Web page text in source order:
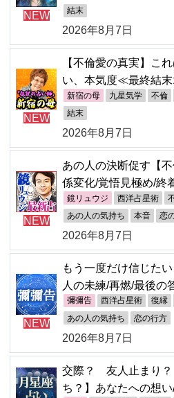
NEW 結末
2026年8月7日
NEW
【不倫愛の真実】こ
い、本気度≪最終結
新宿の母 九星気学 不倫
結末
2026年8月7日
NEW
あの人の決断促す【
係変化/覚悟見極め/終
鏡リュウジ 西洋占星術
あの人の気持ち 本音 恋
2026年8月7日
NEW
もう一度だけ信じた
人の未練/再燃/最後の
彌彌告 西洋占星術 復縁
あの人の気持ち 恋の行方
2026年8月7日
交際？ 友人止まり？
ち？】あなたへの想